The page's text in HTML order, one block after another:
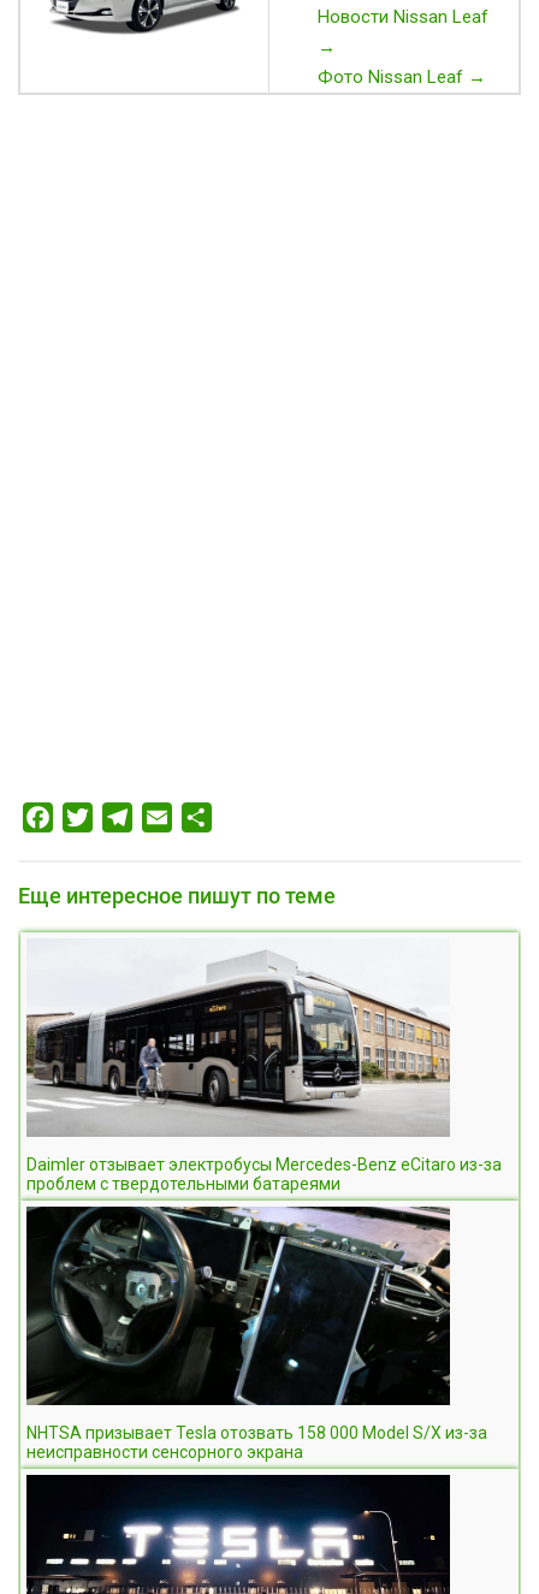
Новости Nissan Leaf
→
Фото Nissan Leaf →
FacebookTwitterTelegram
Email
Еще интересное пишут по теме
Daimler отзывает электробусы Mercedes-Benz eCitaro из-за
проблем с твердотельными батареями
NHTSA призывает Tesla отозвать 158 000 Model S/X из-за
неисправности сенсорного экрана